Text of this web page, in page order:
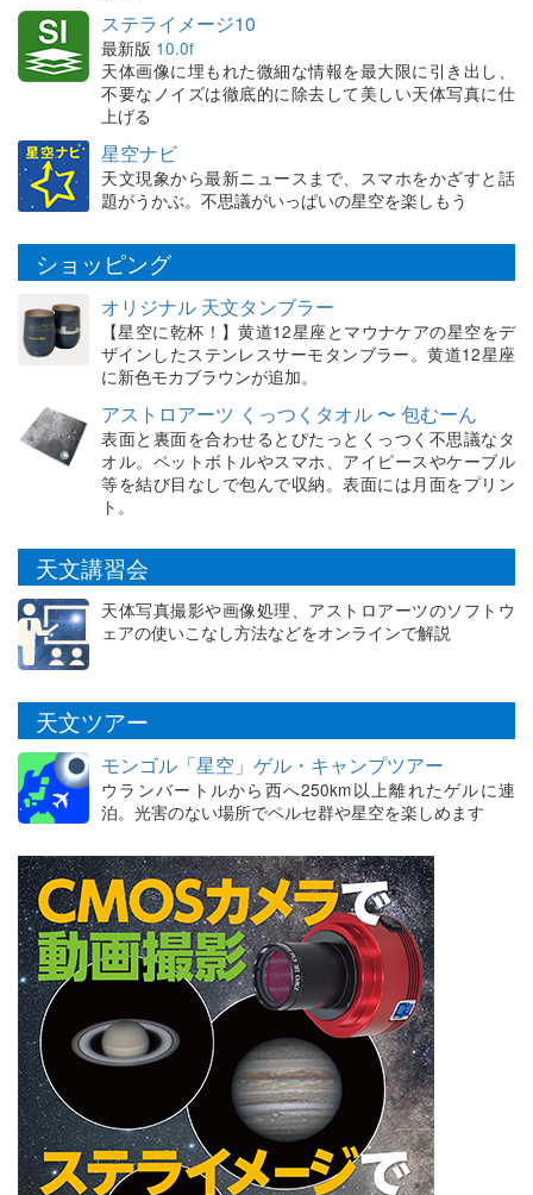
ステライメージ10
最新版 10.0f
天体画像に埋もれた微細な情報を最大限に引き出し、
不要なノイズは徹底的に除去して美しい天体写真に仕
上げる
星空ナビ
天文現象から最新ニュースまで、スマホをかざすと話
題がうかぶ。不思議がいっぱいの星空を楽しもう
ショッピング
オリジナル 天文タンブラー
【星空に乾杯！】黄道12星座とマウナケアの星空をデ
ザインしたステンレスサーモタンブラー。黄道12星座
に新色モカブラウンが追加。
アストロアーツ くっつくタオル 〜 包むーん
表面と裏面を合わせるとぴたっとくっつく不思議なタ
オル。ペットボトルやスマホ、アイピースやケーブル
等を結び目なしで包んで収納。表面には月面をプリン
ト。
天文講習会
天体写真撮影や画像処理、アストロアーツのソフトウ
ェアの使いこなし方法などをオンラインで解説
天文ツアー
モンゴル「星空」ゲル・キャンプツアー
ウランバートルから西へ250km以上離れたゲルに連
泊。光害のない場所でペルセ群や星空を楽しめます